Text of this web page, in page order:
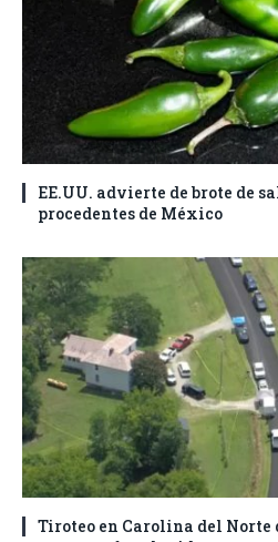
EE.UU. advierte de brote de
procedentes de México
Tiroteo en Carolina del Norte